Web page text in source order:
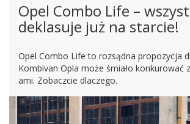
Opel Combo Life –
deklasuje już na starcie!
Opel Combo Life to rozsądna propozycja
Kombivan Opla może śmiało konkurować
ami. Zobaczcie dlaczego.